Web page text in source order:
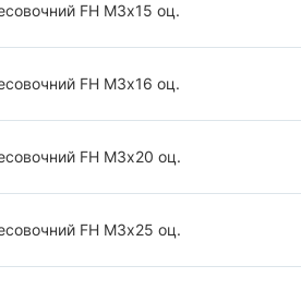
FH М3х15 оц.
FH М3х16 оц.
FH М3х20 оц.
FH М3х25 оц.